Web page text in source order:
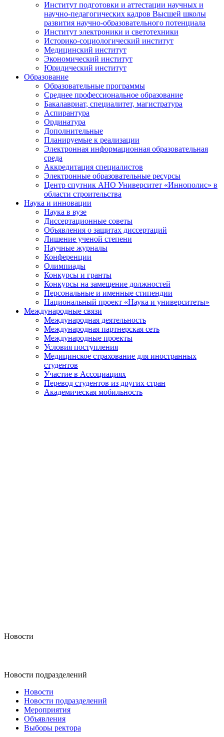
Институт подготовки и аттестации научных и
научно-педагогических кадров Высшей школы
развития научно-образовательного потенциала
Институт электроники и светотехники
Историко-социологический институт
Медицинский институт
Экономический институт
Юридический институт
Образование
Образовательные программы
Среднее профессиональное образование
Бакалавриат, специалитет, магистратура
Аспирантура
Ординатура
Дополнительные
Планируемые к реализации
Электронная информационная образовательная
среда
Аккредитация специалистов
Электронные образовательные ресурсы
Центр спутник АНО Университет «Иннополис» в
области строительства
Наука и инновации
Наука в вузе
Диссертационные советы
Объявления о защитах диссертаций
Лишение ученой степени
Научные журналы
Конференции
Олимпиады
Конкурсы и гранты
Конкурсы на замещение должностей
Персональные и именные стипендии
Национальный проект «Наука и университеты»
Международные связи
Международная деятельность
Международная партнерская сеть
Международные проекты
Условия поступления
Медицинское страхование для иностранных
студентов
Участие в Ассоциациях
Перевод студентов из других стран
Академическая мобильность
Новости
Новости подразделений
Новости
Новости подразделений
Мероприятия
Объявления
Выборы ректора